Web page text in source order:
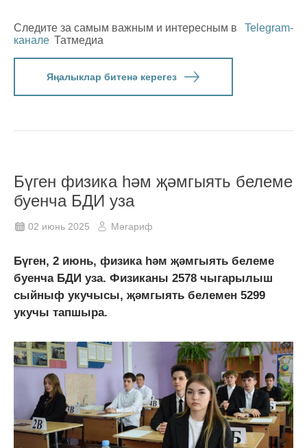
Следите за самым важным и интересным в
Telegram-
канале Татмедиа
Яңалыклар битенә керегез
Бүген физика һәм җәмгыять белеме
буенча БДИ уза
02 июнь 2025 Мәгариф
Бүген, 2 июнь, физика һәм җәмгыять белеме
буенча БДИ уза. Физиканы 2578 чыгарылыш
сыйныф укучысы, җәмгыять белемен 5299
укучы тапшыра.